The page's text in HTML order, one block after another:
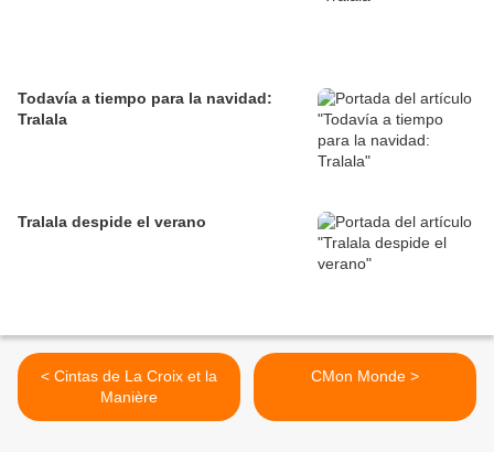
Todavía a tiempo para la navidad:
Tralala
Tralala despide el verano
< Cintas de La Croix et la
Manière
CMon Monde >